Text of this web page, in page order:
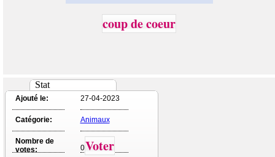
coup de coeur
Stat
Ajouté le: 27-04-2023
Catégorie: Animaux
Nombre de
votes:
0Voter